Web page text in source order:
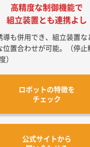
高精度な制御機能で
組立装置とも連携よし
導も併用でき、組立装置
位置合わせが可能。（停止
ロボットの特徴を
チェック
公式サイトから